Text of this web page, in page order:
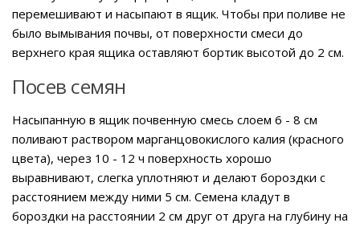
перемешивают и насыпают в ящик. Чтобы при поливе не
было вымывания почвы, от поверхности смеси до
верхнего края ящика оставляют бортик высотой до 2 см.
Посев семян
Насыпанную в ящик почвенную смесь слоем 6 - 8 см
поливают раствором марганцовокислого калия (красного
цвета), через 10 - 12 ч поверхность хорошо
выравнивают, слегка уплотняют и делают бороздки с
расстоянием между ними 5 см. Семена кладут в
бороздки на расстоянии 2 см друг от друга на глубину на